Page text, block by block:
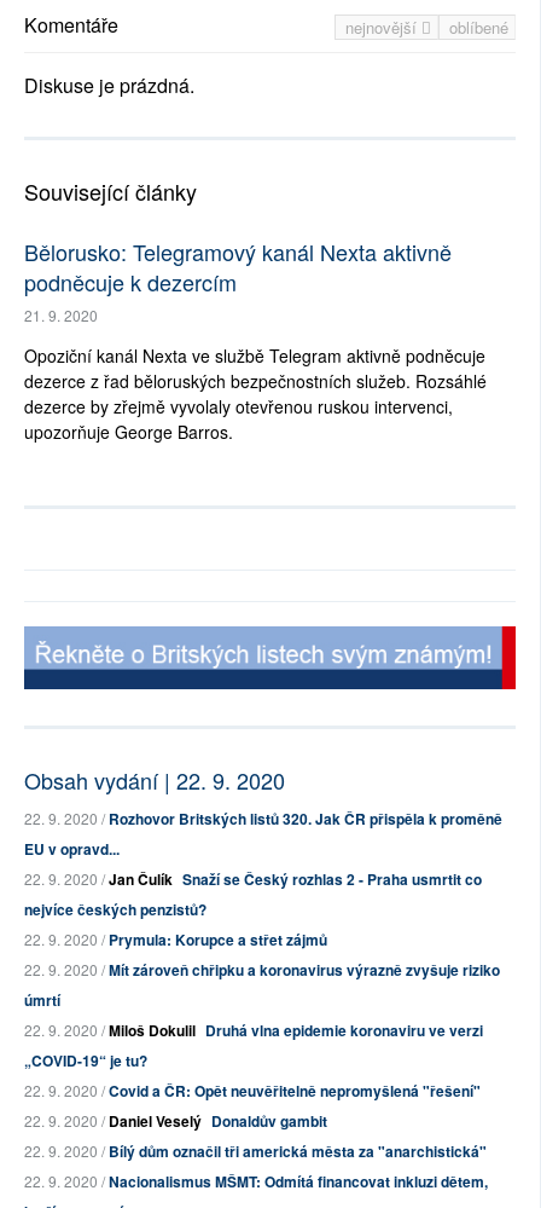
nejnovější oblíbené
Komentáře
Diskuse je prázdná.
Související články
Bělorusko: Telegramový kanál Nexta aktivně
podněcuje k dezercím
21. 9. 2020
Opoziční kanál Nexta ve službě Telegram aktivně podněcuje
dezerce z řad běloruských bezpečnostních služeb. Rozsáhlé
dezerce by zřejmě vyvolaly otevřenou ruskou intervenci,
upozorňuje George Barros.
Obsah vydání | 22. 9. 2020
22. 9. 2020 /Rozhovor Britských listů 320. Jak ČR přispěla k proměně
EU v opravd...
22. 9. 2020 /Jan Čulík Snaží se Český rozhlas 2 - Praha usmrtit co
nejvíce českých penzistů?
22. 9. 2020 /Prymula: Korupce a střet zájmů
22. 9. 2020 /Mít zároveň chřipku a koronavirus výrazně zvyšuje riziko
úmrtí
22. 9. 2020 /Miloš Dokulil Druhá vlna epidemie koronaviru ve verzi
„COVID-19“ je tu?
22. 9. 2020 /Covid a ČR: Opět neuvěřitelně nepromyšlená "řešení"
22. 9. 2020 /Daniel Veselý Donaldův gambit
22. 9. 2020 /Bílý dům označil tři americká města za "anarchistická"
22. 9. 2020 /Nacionalismus MŠMT: Odmítá financovat inkluzi dětem,